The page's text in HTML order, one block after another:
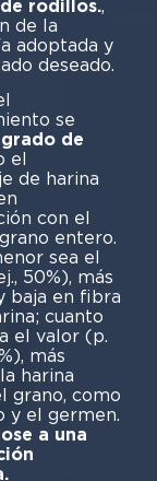
rodillos.,
de la
adoptada y
deseado.
se
de
el
de harina
con el
entero.
sea el
50%), más
baja en fibra
cuanto
el valor (p.
más
harina
grano, como
y el germen.
a una